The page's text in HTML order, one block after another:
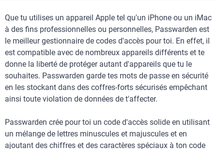
Que tu utilises un appareil Apple tel qu'un iPhone ou un iMac
à des fins professionnelles ou personnelles, Passwarden est
le meilleur gestionnaire de codes d'accès pour toi. En effet, il
est compatible avec de nombreux appareils différents et te
donne la liberté de protéger autant d'appareils que tu le
souhaites. Passwarden garde tes mots de passe en sécurité
en les stockant dans des coffres-forts sécurisés empêchant
ainsi toute violation de données de t'affecter.
Passwarden crée pour toi un code d'accès solide en utilisant
un mélange de lettres minuscules et majuscules et en
ajoutant des chiffres et des caractères spéciaux à ton code